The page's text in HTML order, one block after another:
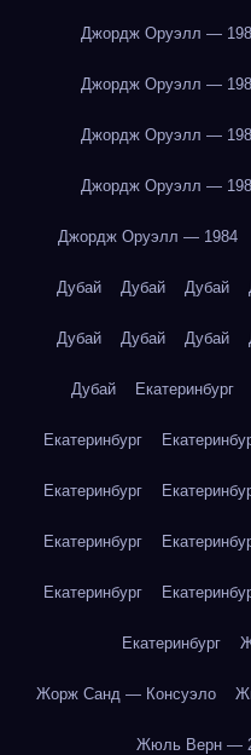
Джордж Оруэлл —
Джордж Оруэлл —
Джордж Оруэлл —
Джордж Оруэлл —
Джордж Оруэлл — 1984
Дубай Дубай Дубай
Дубай Дубай Дубай
Дубай Екатеринбург
Екатеринбург
Екатеринбург
Екатеринбург
Екатеринбург
Екатеринбург
Жорж Санд — Консуэло
Жюль Верн —